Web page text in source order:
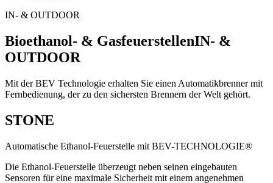
IN- & OUTDOOR
Bioethanol- & GasfeuerstellenIN- &
OUTDOOR
Mit der BEV Technologie erhalten Sie einen Automatikbrenner mit
Fernbedienung, der zu den sichersten Brennern der Welt gehört.
STONE
Automatische Ethanol-Feuerstelle mit BEV-TECHNOLOGIE®
Die Ethanol-Feuerstelle überzeugt neben seinen eingebauten
Sensoren für eine maximale Sicherheit mit einem angenehmen